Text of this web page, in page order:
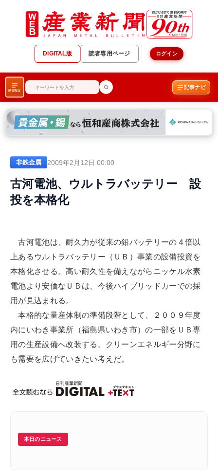
DIGITAL版 読者専用ページ ログイン
MENU
記事ナビ
非鉄金属 2009年2月12日 00:00
古河電池、ウルトラバッテリー 設
投を本格化
古河電池は、耐久力が従来の鉛バッテリーの４倍以
上あるウルトラバッテリー（ＵＢ）事業の設備投資を
本格化させる。高い耐久性を備えながらニッケル水素
電池より安価なＵＢは、今後ハイブリッドカーでの採
用が見込まれる。
本格的な量産体制の準備段階として、２００９年度
内にいわき事業所（福島県いわき市）の一部をＵＢ専
用の生産設備へ改装する。クリーンエネルギー分野に
も需要を広げていきたい考えだ。
本日のニュース